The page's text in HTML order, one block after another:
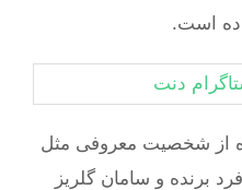
است.
از شخصیت معروفی مثل
و سامان گلریز